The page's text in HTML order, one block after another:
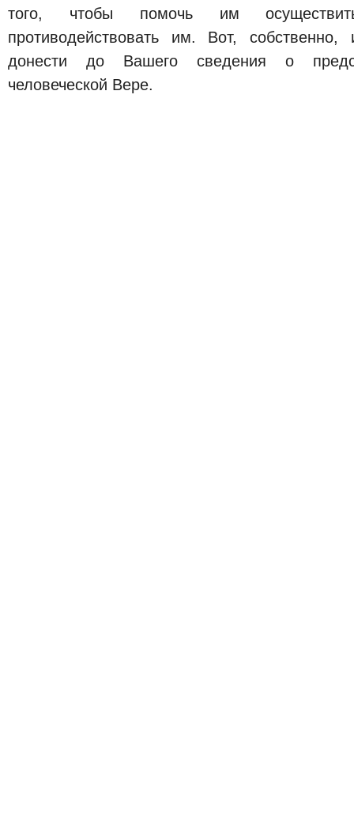
того, чтобы помочь им
противодействовать им. Вот,
донести до Вашего сведения о
человеческой Вере.